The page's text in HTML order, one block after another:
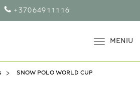
+37064911116
MENIU
SNOW POLO WORLD CUP